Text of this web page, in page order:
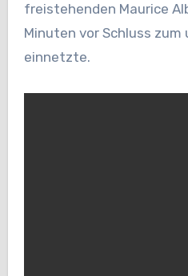
freistehenden Maurice
Minuten vor Schluss zum
einnetzte.